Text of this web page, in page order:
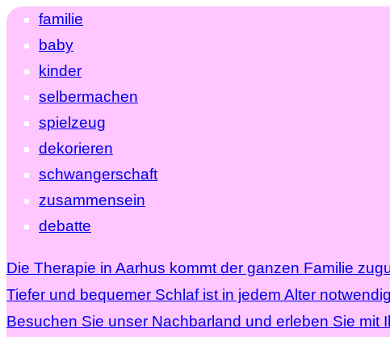
familie
baby
kinder
selbermachen
spielzeug
dekorieren
schwangerschaft
zusammensein
debatte
Die Therapie in Aarhus kommt der ganzen Familie
Tiefer und bequemer Schlaf ist in jedem Alter notwendig
Besuchen Sie unser Nachbarland und erleben Sie mit